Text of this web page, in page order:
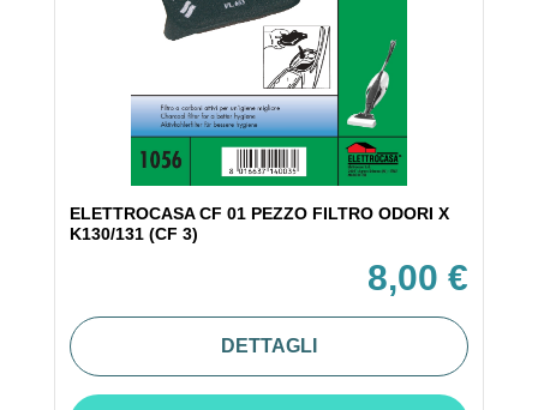
ELETTROCASA CF 01 PEZZO FILTRO ODORI X
K130/131 (CF 3)
8,00 €
DETTAGLI